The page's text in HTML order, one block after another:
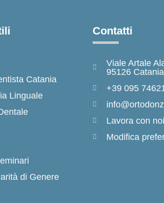
Catania
Linguale
di Genere
Contatti
Viale Artale
95126
+39 095
Lavora con noi
Modifica